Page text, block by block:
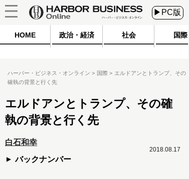
▶PC版
HOME 政治・経済 社会 国際
ハーバー・ビジネス・オンライン 国際
エルドアンとトランプ、その
確執の背景と行く先
エルドアンとトランプ、その確
執の背景と行く先
白石和幸
バックナンバー
2018.08.17